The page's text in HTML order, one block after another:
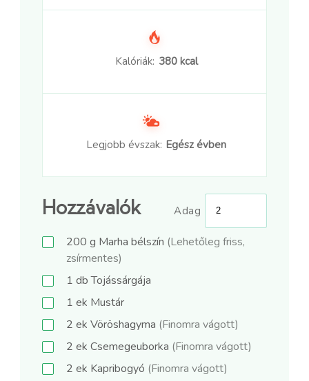
Kalóriák: 380 kcal
Legjobb évszak: Egész évben
Hozzávalók Adag
200 g Marha bélszín (Lehetőleg friss,
zsírmentes)
1 dbTojássárgája
1 ek Mustár
2 ek Vöröshagyma (Finomra vágott)
2 ek Csemegeuborka (Finomra vágott)
2 ek Kapribogyó (Finomra vágott)